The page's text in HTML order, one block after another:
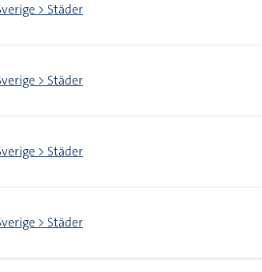
> Städer
> Städer
> Städer
> Städer